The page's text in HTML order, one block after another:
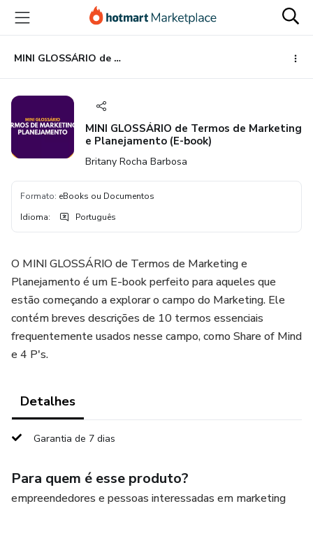
para
conteúdo
principal
para
pagamento
para
rodapé
MINI GLOSSÁRIO de Termos de Marketing e Planejamento (E-book)
MINI GLOSSÁRIO de Termos de Marketing
e Planejamento (E-book)
Britany Rocha Barbosa
Formato: eBooks ou Documentos
Idioma: Português
O MINI GLOSSÁRIO de Termos de Marketing e
Planejamento é um E-book perfeito para aqueles que
estão começando a explorar o campo do Marketing. Ele
contém breves descrições de 10 termos essenciais
frequentemente usados nesse campo, como Share of Mind
e 4 P's.
Detalhes
Garantia de 7 dias
Para quem é esse produto?
empreendedores e pessoas interessadas em marketing